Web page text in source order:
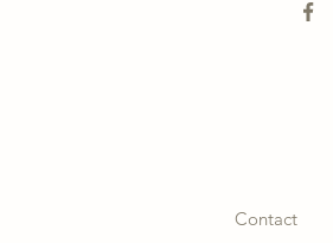
Contact